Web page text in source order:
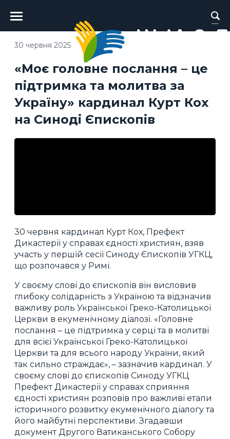
Головне
меню
«Моє головне послання – це
підтримка та молитва за
Україну» кардинал Курт Кох
на Синоді Єпископів
30 червня 2025
30 червня кардинал Курт Кох, Префект
Дикастерії у справах єдності християн, взяв
участь у першій сесії Синоду Єпископів УГКЦ,
що розпочався у Римі.
У своєму слові до єпископів він висловив
глибоку солідарність з Україною та відзначив
важливу роль Української Греко-Католицької
Церкви в екуменічному діалозі. «Головне
послання – це підтримка у серці та в молитві
для всієї Української Греко-Католицької
Церкви та для всього народу України, який
так сильно страждає», – зазначив кардинал. У
своєму слові до єпископів Синоду УГКЦ
Префект Дикастерії у справах сприяння
єдності християн розповів про важливі етапи
історичного розвитку екуменічного діалогу та
його майбутні перспективи. Згадавши
документ Другого Ватиканського Собору